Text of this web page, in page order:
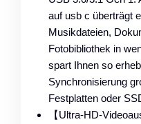
auf usb c überträgt
Musikdateien,
Fotobibliothek in
spart Ihnen so
Synchronisierung
Festplatten oder
【Ultra-HD-